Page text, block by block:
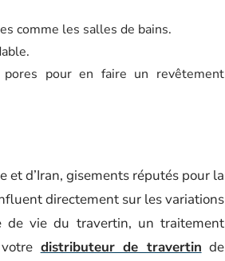
comme les salles de bains.
pour en faire un revêtement
d’Iran, gisements réputés pour la
directement sur les variations
vie du travertin, un traitement
distributeur de travertin de